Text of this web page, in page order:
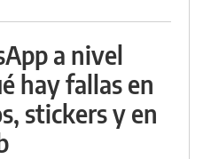
a nivel
hay fallas en
stickers y en